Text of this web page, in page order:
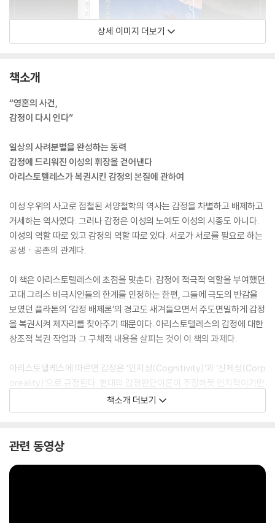
상세 이미지 더보기
책소개
“영혼의 사건,
감정이 다시 인다”
일상의 사려분별을 완성하는 동력
감정에 드리워진 이성의 휘장을 걷어낸다
아리스토텔레스가 복권시킨 감정의 본질에 관하여
이성 우위의 사고로 점철된 서양철학의 역사는 감정을 차별하고 배제하고
거세하는 역사였다. 그러나 감정은 이성의 노예도 이성의 시종도 아니다.
이성의 역할 따로 있고 감정의 역할 따로 있다. 서로가 서로를 필요로 하는
공생ㆍ공존의 관계다.
이 책은 아리스토텔레스에 초점을 맞춘다. 감정에 적극적 역할을 부여했던
고대 그리스 비극시인들의 한계를 인정하는 한편, 그들에 극도의 반감을
보였던 플라톤의 ‘감정 배제론’의 경고도 새겨들으면서 주도면밀하게 감정
을 복권시켜 제자리를 찾아주기 때문이다. 아리스토텔레스의 감정에 대한
창조적 복권 작업과 그 구체적 내용을 살피는 것이 이 책의 과제다.
아리스토텔레스에 따르면 감정은 ‘인지성(Cognitivity)’과 ‘신체성(Corp
oreality)’으로 규정된다. 현대의 감정판단이론이 주장하듯 인지적이기만
한 것도 아니고, 그 반대 진영이 주장하듯 생리적인 요소로 환원될 수 있는
것도 아니다. 이 책은 아리스토텔레스가 감정의 물음을 다룬 수사학, 윤리
비중을 탐색함으로써 그의 감정론을 마치 한 폭의 그림처럼 일목요연하게
번째 책.
책소개 더보기
관련 동영상